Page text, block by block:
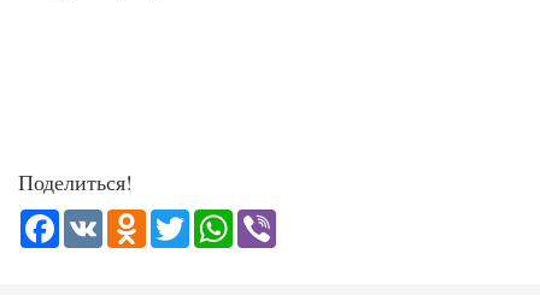
Поделиться!
Facebook
VK Odnoklassniki
TwitterWhatsApp